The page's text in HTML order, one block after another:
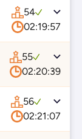
54
02:19:57
55
02:20:39
56
02:21:07